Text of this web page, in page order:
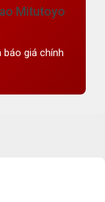
Mitutoyo
báo giá chính